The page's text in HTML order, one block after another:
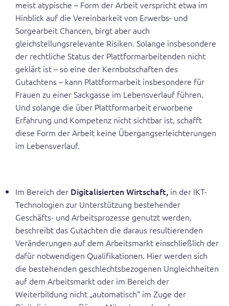
meist atypische – Form der Arbeit verspricht etwa im
Hinblick auf die Vereinbarkeit von Erwerbs- und
Sorgearbeit Chancen, birgt aber auch
gleichstellungsrelevante Risiken. Solange insbesondere
der rechtliche Status der Plattformarbeitenden nicht
geklärt ist – so eine der Kernbotschaften des
Gutachtens – kann Plattformarbeit insbesondere für
Frauen zu einer Sackgasse im Lebensverlauf führen.
Und solange die über Plattformarbeit erworbene
Erfahrung und Kompetenz nicht sichtbar ist, schafft
diese Form der Arbeit keine Übergangserleichterungen
im Lebensverlauf.
Im Bereich der Digitalisierten Wirtschaft, in der IKT-
Technologien zur Unterstützung bestehender
Geschäfts- und Arbeitsprozesse genutzt werden,
beschreibt das Gutachten die daraus resultierenden
Veränderungen auf dem Arbeitsmarkt einschließlich der
dafür notwendigen Qualifikationen. Hier werden sich
die bestehenden geschlechtsbezogenen Ungleichheiten
auf dem Arbeitsmarkt oder im Bereich der
Weiterbildung nicht „automatisch“ im Zuge der